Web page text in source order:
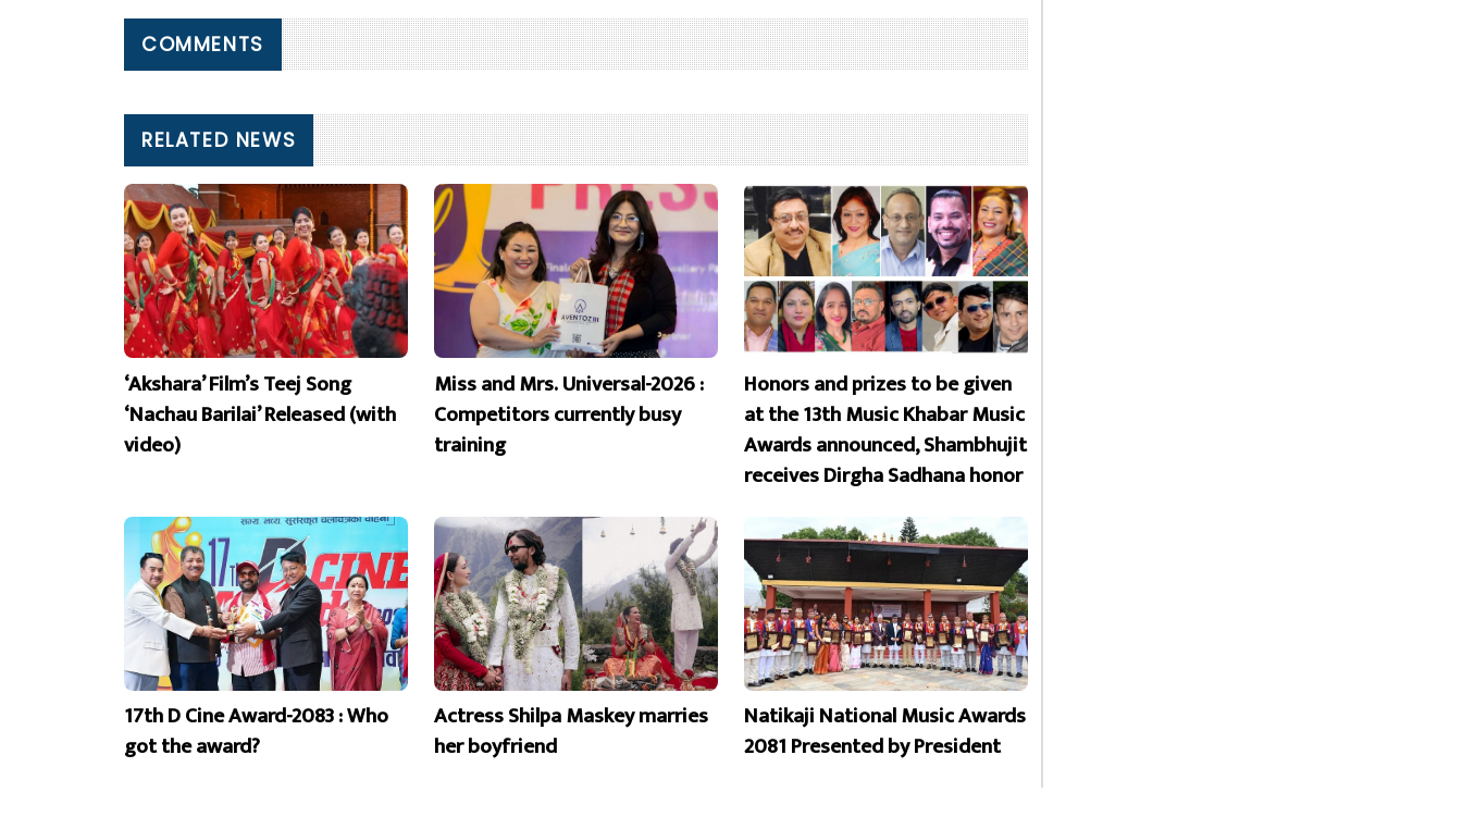
COMMENTS
RELATED NEWS
‘Akshara’ Film’s Teej Song
‘Nachau Barilai’ Released (with
video)
Miss and Mrs. Universal-2026 :
Competitors currently busy
training
Honors and prizes to be given
at the 13th Music Khabar Music
Awards announced, Shambhujit
receives Dirgha Sadhana honor
17th D Cine Award-2083 : Who
got the award?
Actress Shilpa Maskey marries
her boyfriend
Natikaji National Music Awards
2081 Presented by President